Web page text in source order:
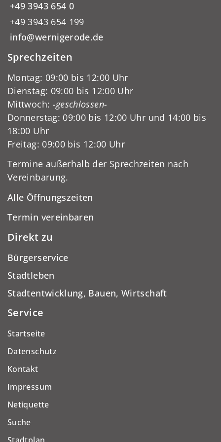
+49 3943 654 0
+49 3943 654 199
info@wernigerode.de
Sprechzeiten
Montag: 09:00 bis 12:00 Uhr
Dienstag: 09:00 bis 12:00 Uhr
Mittwoch: -geschlossen-
Donnerstag: 09:00 bis 12:00 Uhr und 14:00 bis
18:00 Uhr
Freitag: 09:00 bis 12:00 Uhr
Termine außerhalb der Sprechzeiten nach
Vereinbarung.
Alle Öffnungszeiten
Termin vereinbaren
Direkt zu
Bürgerservice
Stadtleben
Stadtentwicklung, Bauen, Wirtschaft
Service
Startseite
Datenschutz
Kontakt
Impressum
Netiquette
Suche